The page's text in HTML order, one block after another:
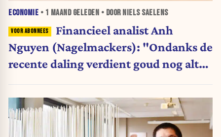
ECONOMIE • 1 MAANDGELEDEN • DOOR NIELS SAELENS
Financieel analist Anh
Nguyen (Nagelmackers): "Ondanks de
recente daling verdient goud nog altijd